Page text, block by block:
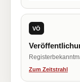
VÖ
Zum Zeitstrahl